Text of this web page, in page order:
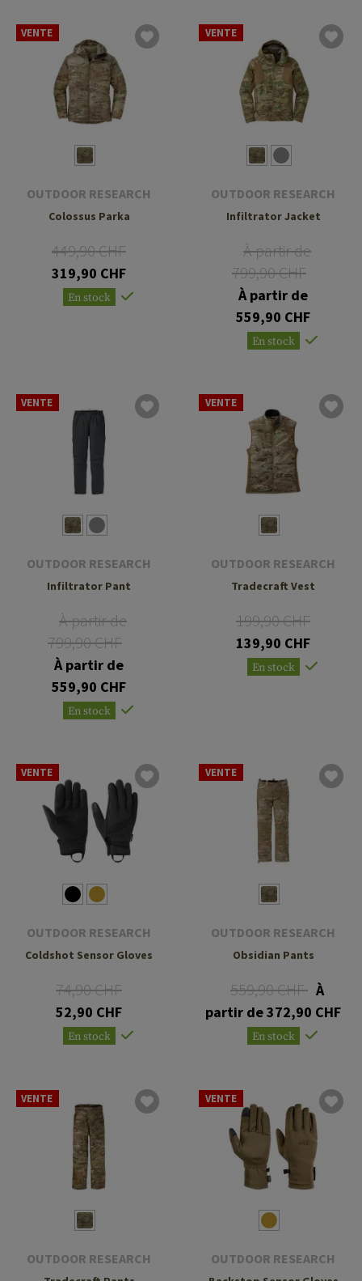
VENTE
OUTDOOR RESEARCH
Colossus Parka
449,90 CHF
319,90 CHF
En stock
VENTE
OUTDOOR RESEARCH
Infiltrator Jacket
À partir de
799,90 CHF
À partir de
559,90 CHF
En stock
VENTE
OUTDOOR RESEARCH
Infiltrator Pant
À partir de
799,90 CHF
À partir de
559,90 CHF
En stock
VENTE
OUTDOOR RESEARCH
Tradecraft Vest
199,90 CHF
139,90 CHF
En stock
VENTE
OUTDOOR RESEARCH
Coldshot Sensor Gloves
74,90 CHF
52,90 CHF
En stock
VENTE
OUTDOOR RESEARCH
Obsidian Pants
559,90 CHF À
partir de 372,90 CHF
En stock
VENTE
OUTDOOR RESEARCH
VENTE
OUTDOOR RESEARCH